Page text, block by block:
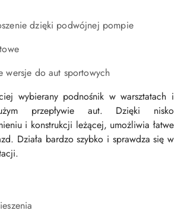
dzięki podwójnej pompie
wersje do aut sportowych
wybierany podnośnik w warsztatach i
przepływie aut. Dzięki nisko
i konstrukcji leżącej, umożliwia łatwe
Działa bardzo szybko i sprawdza się w